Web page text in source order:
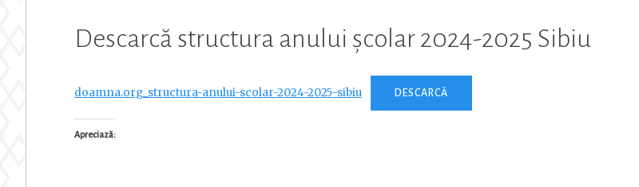
Descarcă structura anului școlar 2024-2025 Sibiu
doamna.org_structura-anului-scolar-2024-2025-sibiu DESCARCĂ
Apreciază: